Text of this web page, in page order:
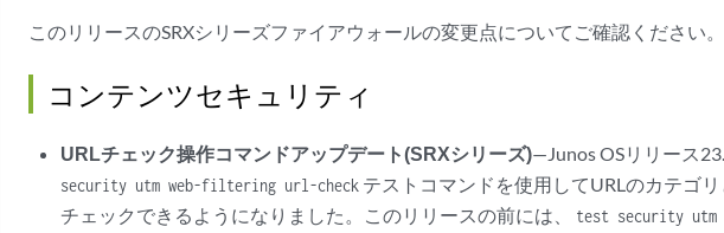
このリリースのSRXシリーズファイアウォールの変更点についてご確認ください。
コンテンツセキュリティ
URLチェック操作コマンドアップデート(SRXシリーズ)—Junos OSリリース
security utm web-filtering url-check テストコマンドを使用してURLのカテゴ
チェックできるようになりました。このリリースの前には、 test security utm